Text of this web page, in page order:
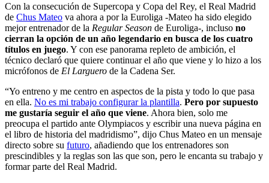
Con la consecución de Supercopa y Copa del Rey, el Real Madrid
de Chus Mateo va ahora a por la Euroliga -Mateo ha sido elegido
mejor entrenador de la Regular Season de Euroliga-, incluso no
cierran la opción de un año legendario en busca de los cuatro
títulos en juego. Y con ese panorama repleto de ambición, el
técnico declaró que quiere continuar el año que viene y lo hizo a los
micrófonos de El Larguero de la Cadena Ser.
“Yo entreno y me centro en aspectos de la pista y todo lo que pasa
en ella. No es mi trabajo configurar la plantilla. Pero por supuesto
me gustaría seguir el año que viene. Ahora bien, solo me
preocupa el partido ante Olympiacos y escribir una nueva página en
el libro de historia del madridismo”, dijo Chus Mateo en un mensaje
directo sobre su futuro, añadiendo que los entrenadores son
prescindibles y la reglas son las que son, pero le encanta su trabajo y
formar parte del Real Madrid.